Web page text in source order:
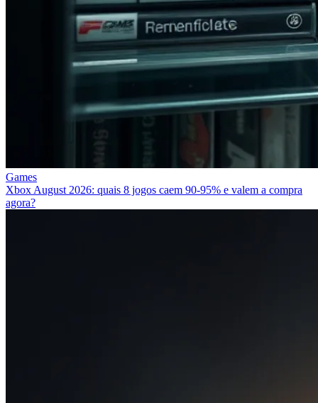
Games
Xbox August 2026: quais 8 jogos caem 90‑95% e valem a compra
agora?